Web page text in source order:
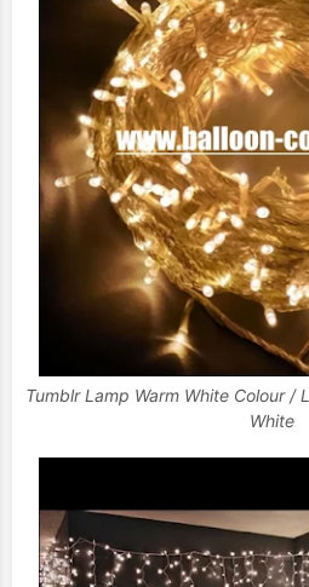
Tumblr Lamp Warm White Colour /
White